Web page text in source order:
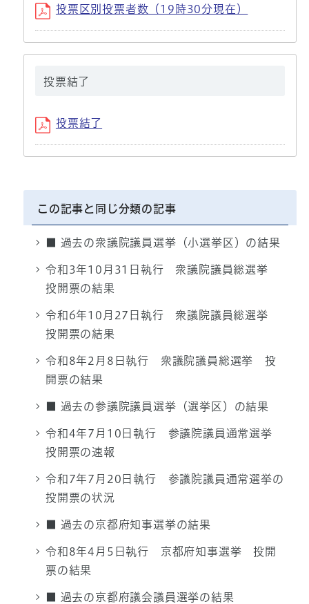
投票区別投票者数（19時30分現在）
投票結了
投票結了
この記事と同じ分類の記事
■ 過去の衆議院議員選挙（小選挙区）の結果
令和3年10月31日執行 衆議院議員総選挙
投開票の結果
令和6年10月27日執行 衆議院議員総選挙
投開票の結果
令和8年2月8日執行 衆議院議員総選挙 投
開票の結果
■ 過去の参議院議員選挙（選挙区）の結果
令和4年7月10日執行 参議院議員通常選挙
投開票の速報
令和7年7月20日執行 参議院議員通常選挙の
投開票の状況
■ 過去の京都府知事選挙の結果
令和8年4月5日執行 京都府知事選挙 投開
票の結果
■ 過去の京都府議会議員選挙の結果